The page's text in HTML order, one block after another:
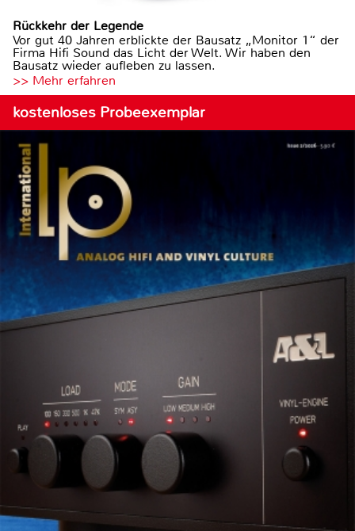
Rückkehr der Legende
Vor gut 40 Jahren erblickte der Bausatz „Monitor 1“ der
Firma Hifi Sound das Licht der Welt. Wir haben den
Bausatz wieder aufleben zu lassen.
>> Mehr erfahren
kostenloses Probeexemplar